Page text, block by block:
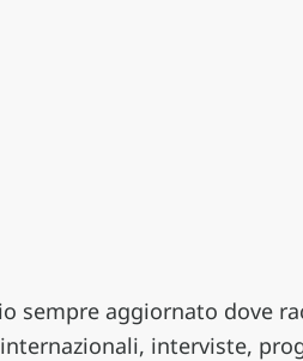
sempre aggiornato dove
interviste,